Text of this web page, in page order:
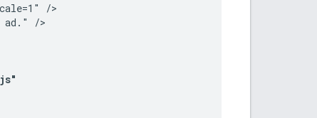
/>
ad." />